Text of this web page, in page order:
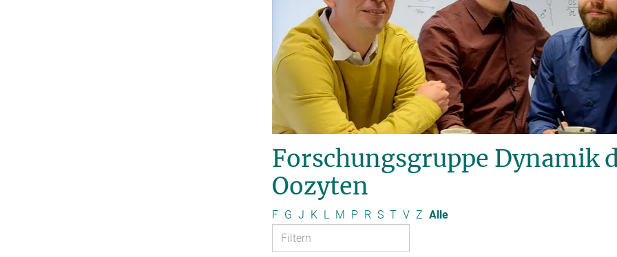
Forschungsgruppe Dynamik
Oozyten
F G J K L M P R S T V Z Alle